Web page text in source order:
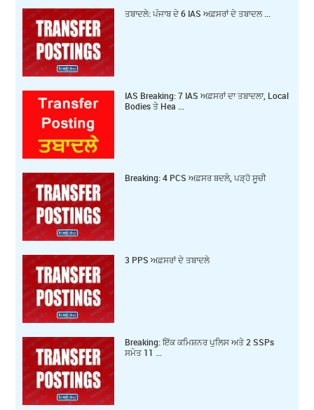
ਤਬਾਦਲੇ: ਪੰਜਾਬ ਦੇ 6 IAS ਅਫ਼ਸਰਾਂ ਦੇ ਤਬਾਦਲ ...
IAS Breaking: 7 IAS ਅਫ਼ਸਰਾਂ ਦਾ ਤਬਾਦਲਾ, Local
Bodies ਤੇ Hea ...
Breaking: 4 PCS ਅਫ਼ਸਰ ਬਦਲੇ, ਪੜ੍ਹੋ ਸੂਚੀ
3 PPS ਅਫ਼ਸਰਾਂ ਦੇ ਤਬਾਦਲੇ
Breaking: ਇੱਕ ਕ‍ਮਿਸ਼ਨਰ ਪੁਲਿਸ ਅਤੇ 2 SSPs
ਸਮੇਤ 11 ...